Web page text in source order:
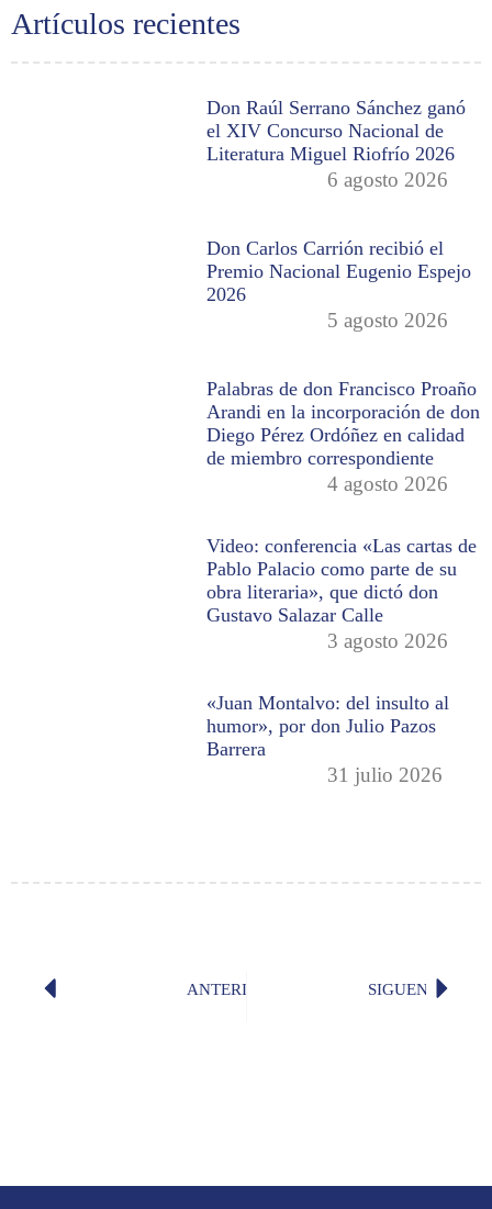
Artículos recientes
Don Raúl Serrano Sánchez ganó
el XIV Concurso Nacional de
Literatura Miguel Riofrío 2026
6 agosto 2026
Don Carlos Carrión recibió el
Premio Nacional Eugenio Espejo
2026
5 agosto 2026
Palabras de don Francisco Proaño
Arandi en la incorporación de don
Diego Pérez Ordóñez en calidad
de miembro correspondiente
4 agosto 2026
Video: conferencia «Las cartas de
Pablo Palacio como parte de su
obra literaria», que dictó don
Gustavo Salazar Calle
3 agosto 2026
«Juan Montalvo: del insulto al
humor», por don Julio Pazos
Barrera
31 julio 2026
ANTERIOR «Oficio de pensar», por don Marco
SIGUENTE«El